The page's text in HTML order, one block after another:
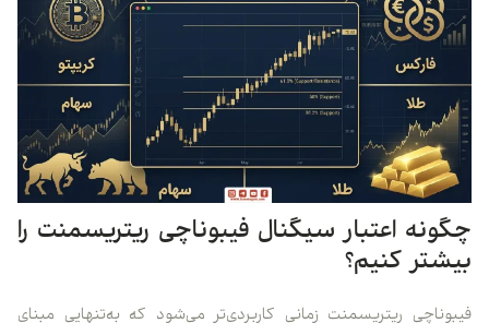
چگونه اعتبار سیگنال فیبوناچی ریتریسمنت را
بیشتر کنیم؟
فیبوناچی ریتریسمنت زمانی کاربردی‌تر می‌شود که به‌تنهایی مبنای